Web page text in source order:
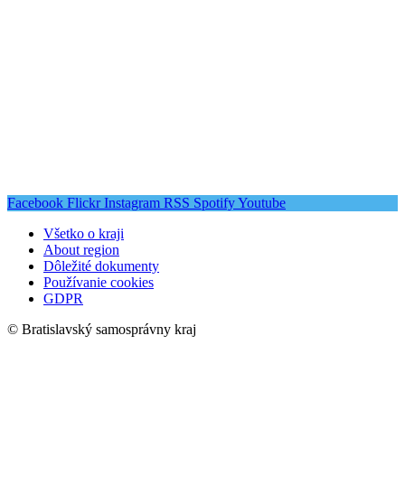
Facebook Flickr Instagram RSS SpotifyYoutube
Všetko o kraji
About region
Dôležité dokumenty
Používanie cookies
GDPR
© Bratislavský samosprávny kraj